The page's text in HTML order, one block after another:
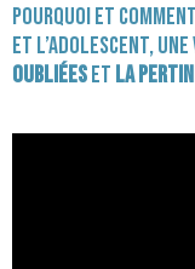
Pourquoi et
et l’adolescent, une
Oubliéeset La